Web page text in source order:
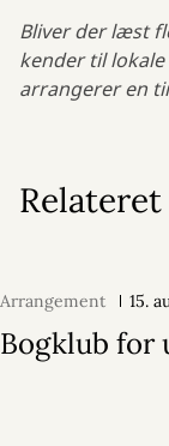
Bliver der læst
kender til
arrangerer en
Arrangement 15.
Bogklub for